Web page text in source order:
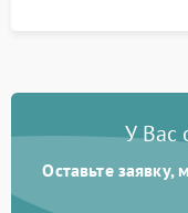
У Вас
Оставьте